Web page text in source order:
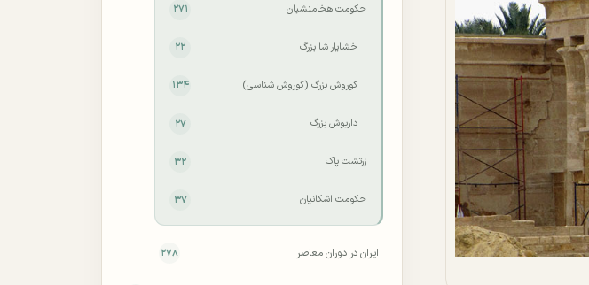
حکومت هخامنشیان ۲۷۱
خشایار شا بزرگ ۲۲
کوروش بزرگ (کوروش شناسی) ۱۳۴
داریوش بزرگ ۲۷
زرتشت پاک ۳۲
حکومت اشکانیان ۳۷
ایران در دوران معاصر ۲۷۸